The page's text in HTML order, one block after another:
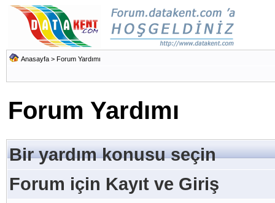
Anasayfa > Forum Yardımı
Forum Yardımı
Bir yardım konusu seçin
Forum için Kayıt ve Giriş